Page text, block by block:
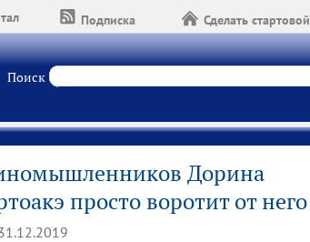
Сделать стартовой
Подписка
Поиск
Дорина
просто воротит от него